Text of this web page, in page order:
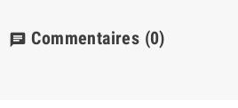
chat Commentaires (0)